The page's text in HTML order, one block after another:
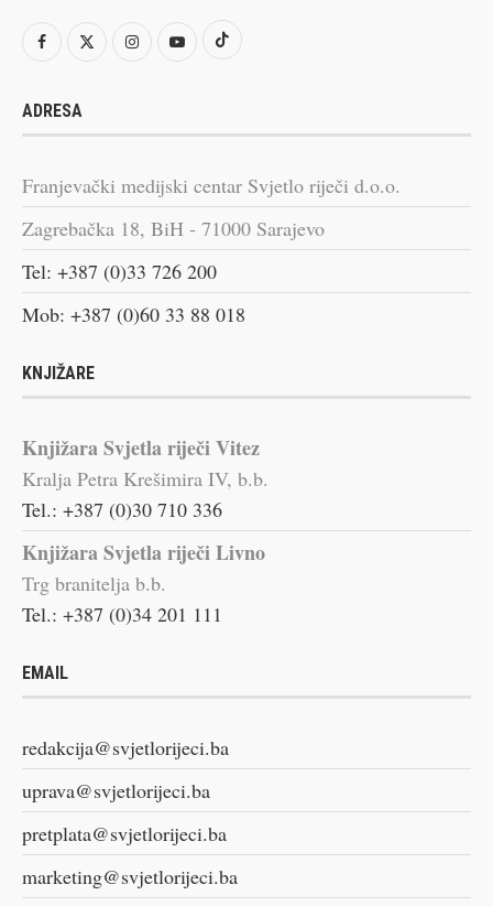
ADRESA
Franjevački medijski centar Svjetlo riječi d.o.o.
Zagrebačka 18, BiH - 71000 Sarajevo
Tel: +387 (0)33 726 200
Mob: +387 (0)60 33 88 018
KNJIŽARE
Knjižara Svjetla riječi Vitez
Kralja Petra Krešimira IV, b.b.
Tel.: +387 (0)30 710 336
Knjižara Svjetla riječi Livno
Trg branitelja b.b.
Tel.: +387 (0)34 201 111
EMAIL
redakcija@svjetlorijeci.ba
uprava@svjetlorijeci.ba
pretplata@svjetlorijeci.ba
marketing@svjetlorijeci.ba